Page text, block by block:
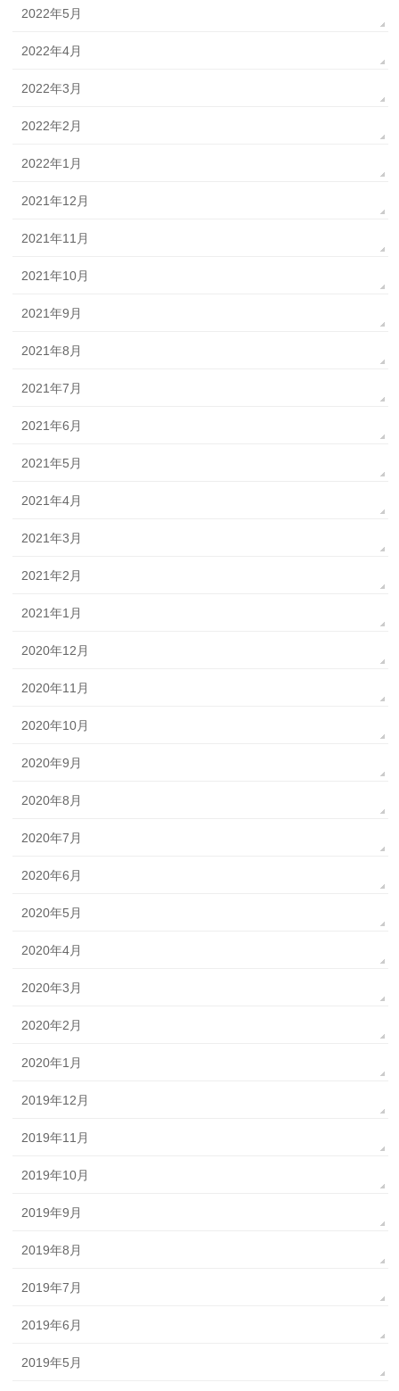
2022年5月
2022年4月
2022年3月
2022年2月
2022年1月
2021年12月
2021年11月
2021年10月
2021年9月
2021年8月
2021年7月
2021年6月
2021年5月
2021年4月
2021年3月
2021年2月
2021年1月
2020年12月
2020年11月
2020年10月
2020年9月
2020年8月
2020年7月
2020年6月
2020年5月
2020年4月
2020年3月
2020年2月
2020年1月
2019年12月
2019年11月
2019年10月
2019年9月
2019年8月
2019年7月
2019年6月
2019年5月